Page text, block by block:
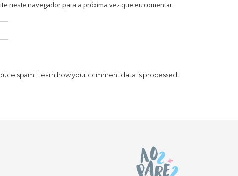
neste navegador para a próxima vez que eu comentar.
spam. Learn how your comment data is processed.